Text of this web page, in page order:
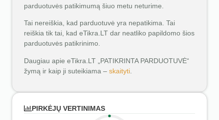
parduotuvės patikimumą šiuo metu neturime.
Tai nereiškia, kad parduotuvė yra nepatikima. Tai
reiškia tik tai, kad eTikra.LT dar neatliko papildomo šios
parduotuvės patikrinimo.
Daugiau apie eTikra.LT „PATIKRINTA PARDUOTUVĖ“
žymą ir kaip ji suteikiama – skaityti
PIRKĖJŲ VERTINIMAS